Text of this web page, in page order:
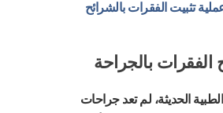
تثبيت الفقرات بالشرائح
الفقرات بالجراحة
الحديثة، لم تعد جراحات